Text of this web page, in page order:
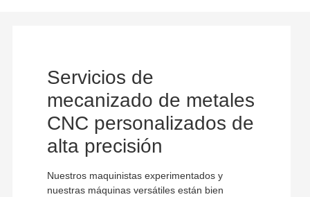
Servicios de
mecanizado de metales
CNC personalizados de
alta precisión
Nuestros maquinistas experimentados y
nuestras máquinas versátiles están bien